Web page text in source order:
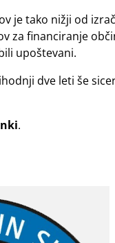
je tako nižji od
za financiranje
upoštevani.
dve leti še
.